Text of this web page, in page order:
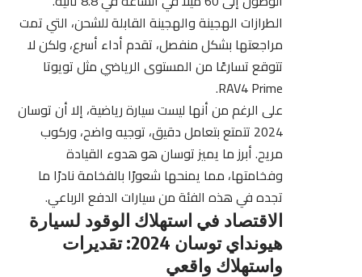
الطرازات الهجينة والهجينة القابلة للشحن، التي تمت
مراجعتها بشكل منفصل، تقدم أداء أسرع، ولكن لا
تتوقع تسارعًا من المستوى الرياضي مثل تويوتا
RAV4 Prime.
على الرغم من أنها ليست سيارة رياضية، إلا أن توسان
2024 تتمتع بتعامل دقيق، توجيه واضح، وركوب
مريح. أبرز ما يميز توسان هو هدوء القيادة
وفخامتها، مما يمنحها شعورًا بالفخامة نادرًا ما
تجده في هذه الفئة من سيارات الدفع الرباعي.
الاقتصاد في استهلاك الوقود لسيارة
هيونداي توسان 2024: تقديرات
واستهلاك واقعي